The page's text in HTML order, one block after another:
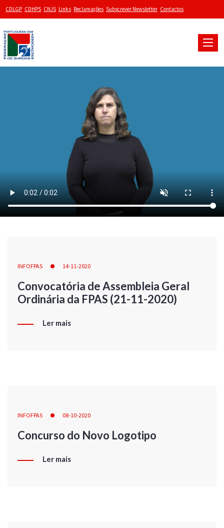
CDLGP CDHPS CNJS Links Reclamações Subscrever Newsletter Contactos
Toggle
INFOFPAS 14-11-2020
Convocatória de Assembleia Geral
Ordinária da FPAS (21-11-2020)
Ler mais
INFOFPAS 08-10-2020
Concurso do Novo Logotipo
Ler mais